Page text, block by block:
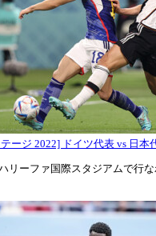
ージ 2022] ドイツ代表 vs 日本
リーファ国際スタジアムで行